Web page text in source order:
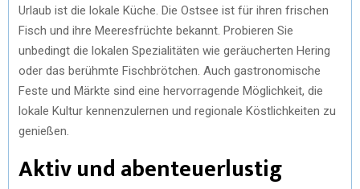
Urlaub ist die lokale Küche. Die Ostsee ist für ihren frischen
Fisch und ihre Meeresfrüchte bekannt. Probieren Sie
unbedingt die lokalen Spezialitäten wie geräucherten Hering
oder das berühmte Fischbrötchen. Auch gastronomische
Feste und Märkte sind eine hervorragende Möglichkeit, die
lokale Kultur kennenzulernen und regionale Köstlichkeiten zu
genießen.
Aktiv und abenteuerlustig